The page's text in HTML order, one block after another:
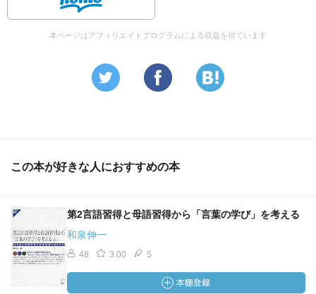
本ページはアフィリエイトプログラムによる収益を得ています
この本が好きな人におすすめの本
第2言語習得と母語習得から「言葉の学び」を考える
和泉伸一
48 3.00 5